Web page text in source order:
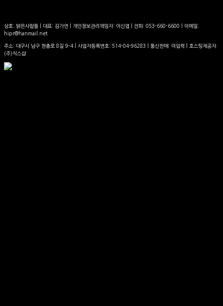
상호: 밝은사람들 | 대표: 김가연 | 개인정보관리책임자: 이신엽 | 전화: 053-660-6600 | 이메일:
hipr@hanmail.net
주소: 대구시 남구 현충로 8길 9-4 | 사업자등록번호: 514-04-96283 | 통신판매: 미입력 | 호스팅제공자:
(주)식스샵